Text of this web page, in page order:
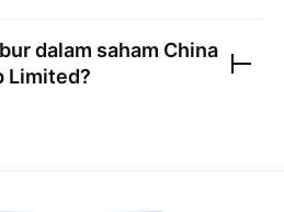
dalam saham China
Limited?